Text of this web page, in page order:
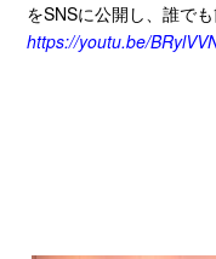
をSNSに公開し、誰で
https://youtu.be/